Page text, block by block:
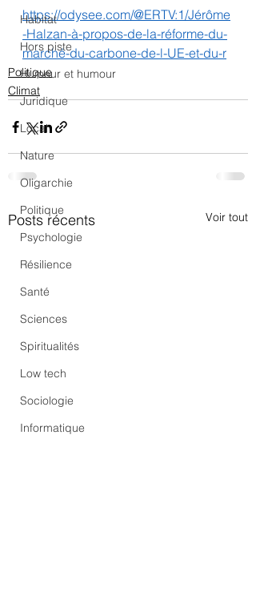
Habitat
Hors piste
Humeur et humour
Juridique
Local
Nature
Oligarchie
Politique
Psychologie
Résilience
Santé
Sciences
Spiritualités
Low tech
Sociologie
Informatique
https://odysee.com/@ERTV:1/Jérôme
-Halzan-à-propos-de-la-réforme-du-
marché-du-carbone-de-l-UE-et-du-r
Politique
Climat
Posts récents Voir tout